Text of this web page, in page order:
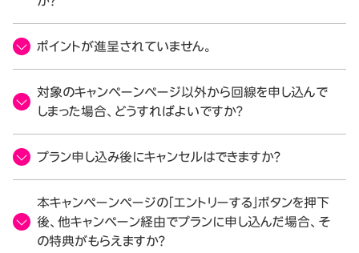
ポイントが進呈されていません。
対象のキャンペーンページ以外から回線を申し込んで
しまった場合、どうすればよいですか？
プラン申し込み後にキャンセルはできますか？
本キャンペーンページの「エントリーする」ボタンを押下
後、他キャンペーン経由でプランに申し込んだ場合、そ
の特典がもらえますか？